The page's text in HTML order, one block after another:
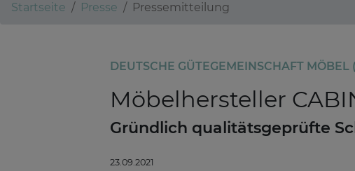
Startseite Presse Pressemitteilung
DEUTSCHE GÜTEGEMEINSCHAFT MÖBEL
Möbelhersteller
Gründlich qualitätsgeprüfte
23.09.2021